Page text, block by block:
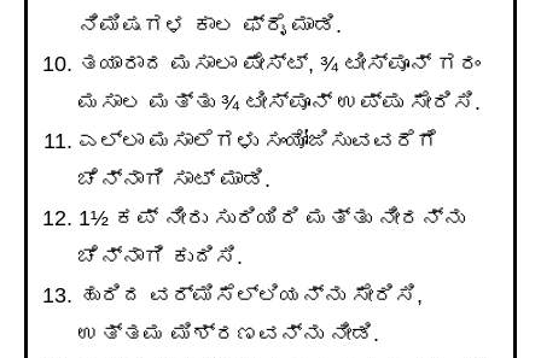
ನಿಮಿಷಗಳ ಕಾಲ ಫ್ರೈ ಮಾಡಿ.
ತಯಾರಾದ ಮಸಾಲಾ ಪೇಸ್ಟ್, ¾ ಟೀಸ್ಪೂನ್ ಗರಂ
ಮಸಾಲ ಮತ್ತು ¾ ಟೀಸ್ಪೂನ್ ಉಪ್ಪು ಸೇರಿಸಿ.
ಎಲ್ಲಾ ಮಸಾಲೆಗಳು ಸಂಯೋಜಿಸುವವರೆಗೆ
ಚೆನ್ನಾಗಿ ಸಾಟ್ ಮಾಡಿ.
1½ ಕಪ್ ನೀರು ಸುರಿಯಿರಿ ಮತ್ತು ನೀರನ್ನು
ಚೆನ್ನಾಗಿ ಕುದಿಸಿ.
ಹುರಿದ ವರ್ಮಿಸೆಲ್ಲಿಯನ್ನು ಸೇರಿಸಿ,
ಉತ್ತಮ ಮಿಶ್ರಣವನ್ನು ನೀಡಿ.